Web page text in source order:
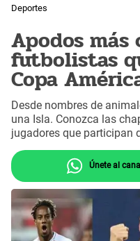
Deportes
Apodos más
futbolistas
Copa
Desde nombres de
una Isla. Conozca las
jugadores que participan
Únete al